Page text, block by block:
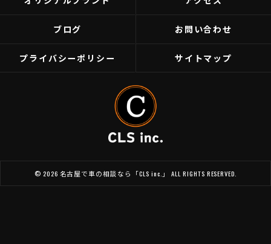
ブログ お問い合わせ
プライバシーポリシー サイトマップ
© 2026 名古屋で車の相談なら「CLS inc.」 ALL RIGHTS RESERVED.